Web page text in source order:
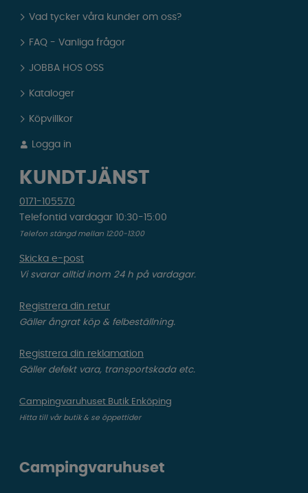
Vad tycker våra kunder om oss?
FAQ - Vanliga frågor
JOBBA HOS OSS
Kataloger
Köpvillkor
Logga in
KUNDTJÄNST
0171-105570
Telefontid vardagar 10:30-15:00
Telefon stängd mellan 12:00-13:00
Skicka e-post
Vi svarar alltid inom 24 h på vardagar.
Registrera din retur
Gäller ångrat köp & felbeställning.
Registrera din reklamation
Gäller defekt vara, transportskada etc.
Campingvaruhuset Butik Enköping
Hitta till vår butik & se öppettider
Campingvaruhuset